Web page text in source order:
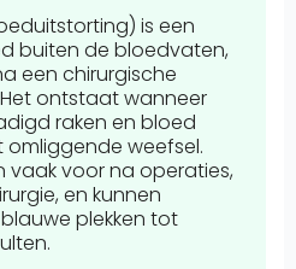
is een
buiten de bloedvaten,
een chirurgische
ontstaat wanneer
raken en bloed
weefsel.
vaak voor na operaties,
en kunnen
plekken tot